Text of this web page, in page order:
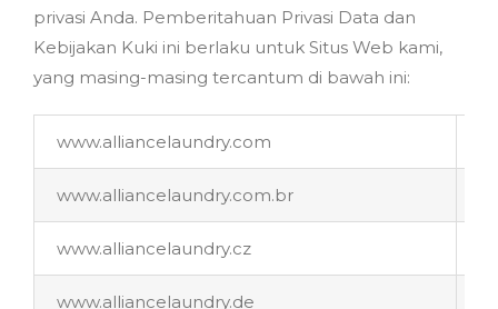
privasi Anda. Pemberitahuan Privasi Data dan
Kebijakan Kuki ini berlaku untuk Situs Web kami,
yang masing-masing tercantum di bawah ini:
www.alliancelaundry.com
www.alliancelaundry.com.br
www.alliancelaundry.cz
www.alliancelaundry.de